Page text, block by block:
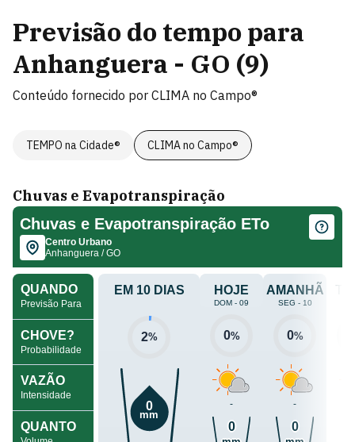
Previsão do tempo para
Anhanguera - GO (9)
Conteúdo fornecido por CLIMA no Campo®
TEMPO na Cidade® CLIMA no Campo®
Chuvas e Evapotranspiração